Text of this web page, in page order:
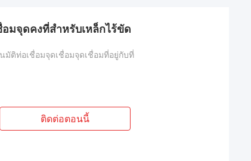
อมจุดคงที่สําหรับเหล็กไร้ขัด
มัติท่อเชื่อมจุดเชื่อมจุดเชื่อมที่อยู่กับที่
ติดต่อตอนนี้